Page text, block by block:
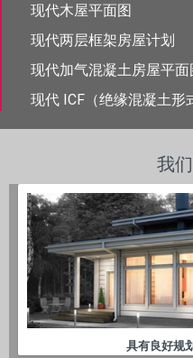
现代木屋平面图
现代两层框架房屋计划
现代加气混凝土房屋平面
现代 ICF（绝缘混凝土形
我
具有良好规